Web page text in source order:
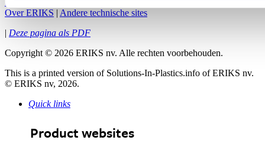
Over ERIKS | Andere technische sites
| Deze pagina als PDF
Copyright © 2026 ERIKS nv. Alle rechten voorbehouden.
This is a printed version of Solutions-In-Plastics.info of ERIKS nv.
© ERIKS nv, 2026.
Quick links
Product websites